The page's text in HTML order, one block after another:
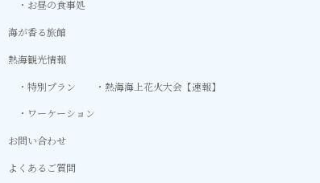
お昼の食事処
海が香る旅館
熱海観光情報
特別プラン
熱海海上花火大会【速報】
ワーケーション
お問い合わせ
よくあるご質問